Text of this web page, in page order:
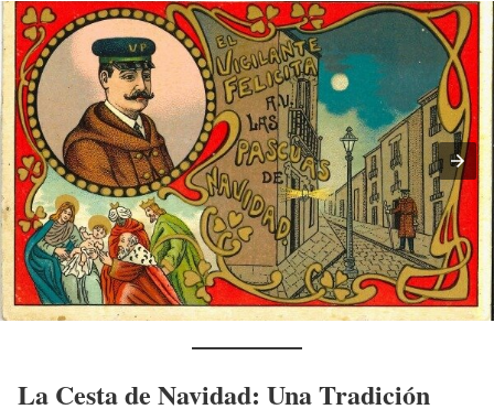
La Cesta de Navidad: Una Tradición